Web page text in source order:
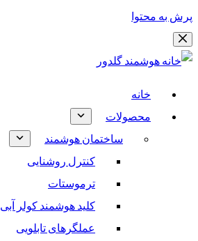
پرش به محتوا
خانه
محصولات
ساختمان هوشمند
کنترل روشنایی
ترموستات
کلید هوشمند کولر آبی
عملگرهای تابلویی